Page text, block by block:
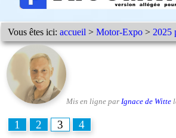
Vous êtes ici:accueil >Motor-Expo > 2025
Mis en ligne par Ignace de Witte
1 2 3 4